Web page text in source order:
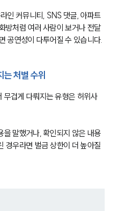
인 커뮤니티, SNS 댓글, 아파트
방처럼 여러 사람이 보거나 전달
공연성이 다투어질 수 있습니다.
처벌 수위
무겁게 다뤄지는 유형은 허위사
을 말했거나, 확인되지 않은 내용
경우라면 벌금 상한이 더 높아질